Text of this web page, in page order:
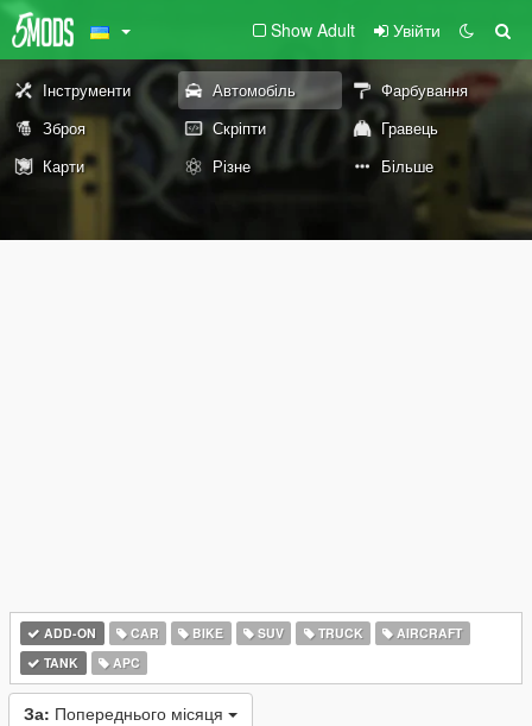
Show Adult Увійти
Інструменти Автомобіль
Фарбування
Зброя
Скріпти
Гравець
Карти
Різне Більше
ADD-ON CAR BIKE SUV TRUCK
AIRCRAFT
TANK
APC
За: Попереднього місяця